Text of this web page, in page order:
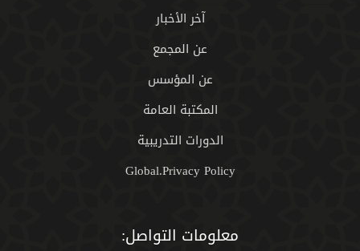
آخر الأخبار
عن المجمع
عن المؤسس
المكتبة العامة
الدورات التدريبية
Global.Privacy Policy
معلومات التواصل: